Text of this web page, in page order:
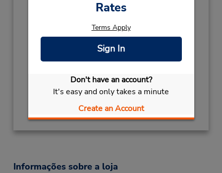
Rates
Terms Apply
Sign In
Don't have an account?
It's easy and only takes a minute
Create an Account
LOCAL HOLIDAYJaneiro 25 closed
NEW YEARS DAY
- Dezembro 26 closed
Informações sobre a loja